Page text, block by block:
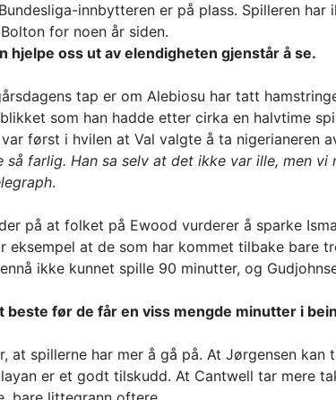
innbytteren er på plass. Spilleren har
for noen år siden.
hjelpe oss ut av elendigheten gjenstår å se.
tap er om Alebiosu har tatt
som han hadde etter cirka en halvtime
først i hvilen at Val valgte å ta nigerianeren
farlig. Han sa selv at det ikke var ille, men vi
.
på at folket på Ewood vurderer å sparke
eksempel at de som har kommet tilbake bare
ikke kunnet spille 90 minutter, og
beste før de får en viss mengde minutter i
at spillerne har mer å gå på. At Jørgensen kan
er et godt tilskudd. At Cantwell tar mere